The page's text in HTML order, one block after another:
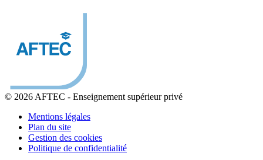
© 2026 AFTEC - Enseignement supérieur privé
Mentions légales
Plan du site
Gestion des cookies
Politique de confidentialité